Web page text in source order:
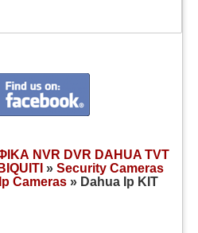
NVR DVR DAHUA TVT
»Security Cameras
Cameras » Dahua Ip KIT